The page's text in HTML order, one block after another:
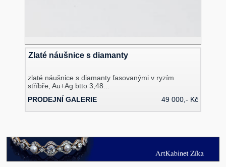
Zlaté náušnice s diamanty
zlaté náušnice s diamanty fasovanými v ryzím
stříbře, Au+Ag btto 3,48...
PRODEJNÍ GALERIE
49 000,- Kč